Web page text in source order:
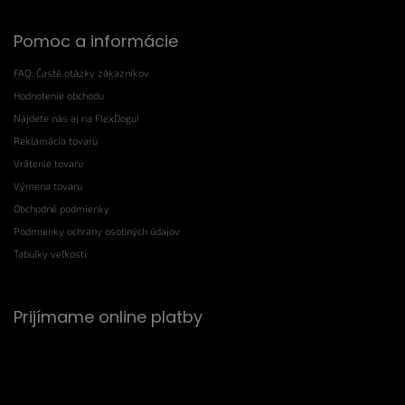
Pomoc a informácie
FAQ: Časté otázky zákazníkov
Hodnotenie obchodu
Nájdete nás aj na FlexDogu!
Reklamácia tovaru
Vrátenie tovaru
Výmena tovaru
Obchodné podmienky
Podmienky ochrany osobných údajov
Tabuľky veľkostí
Prijímame online platby